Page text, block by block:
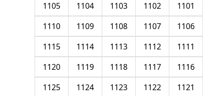
1101
1102
1103
1104
1105
1106
1107
1108
1109
1110
1111
1112
1113
1114
1115
1116
1117
1118
1119
1120
1121
1122
1123
1124
1125